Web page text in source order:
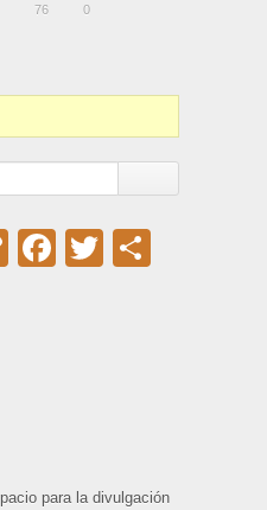
76 0
CopyFacebook
Twitter
para la divulgación